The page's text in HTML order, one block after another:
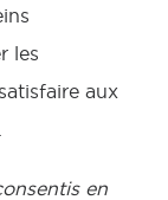
les
aux
en